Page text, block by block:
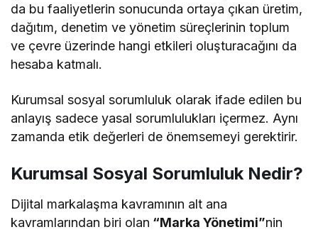
da bu faaliyetlerin sonucunda ortaya çıkan üretim,
dağıtım, denetim ve yönetim süreçlerinin toplum
ve çevre üzerinde hangi etkileri oluşturacağını da
hesaba katmalı.
Kurumsal sosyal sorumluluk olarak ifade edilen bu
anlayış sadece yasal sorumlulukları içermez. Aynı
zamanda etik değerleri de önemsemeyi gerektirir.
Kurumsal Sosyal Sorumluluk Nedir?
Dijital markalaşma kavramının alt ana
kavramlarından biri olan “Marka Yönetimi”nin